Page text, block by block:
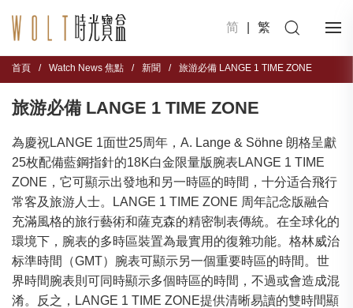
简 繁
首頁 / Watch News 焦點 / 新聞 / 旅游必備 LANGE 1 TIME ZONE
旅游必備 LANGE 1 TIME ZONE
為慶祝LANGE 1面世25周年，A. Lange & Söhne 朗格呈獻
25枚配備藍鋼指針的18K白金限量版腕表LANGE 1 TIME
ZONE，它可顯示出發地和另一時區的時間，十分适合飛行
常客及旅游人士。LANGE 1 TIME ZONE 周年記念版融合
充滿風格的旅行藝術和薩克森的精密制表傳統。在全球化的
環境下，腕表的多時區裝置為最實用的復雜功能。格林威治
标準時間（GMT）腕表可顯示另一個重要時區的時間。世
界時間腕表則可同時顯示多個時區的時間，不過或會造成混
淆。反之，LANGE 1 TIME ZONE提供清晰易讀的雙時間顯